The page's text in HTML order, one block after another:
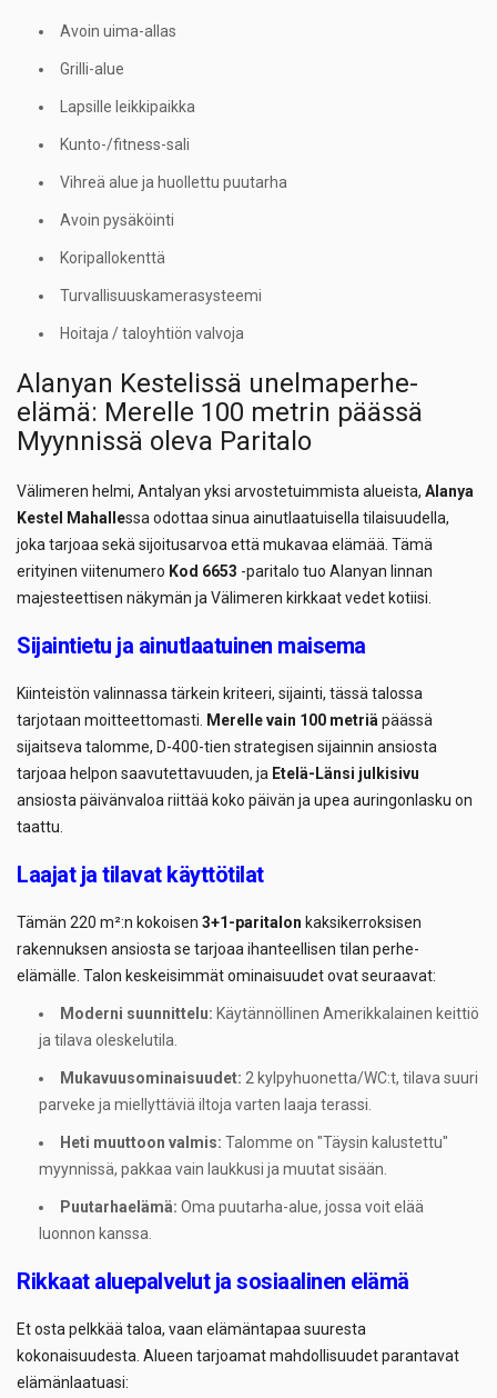
Avoin uima-allas
Grilli-alue
Lapsille leikkipaikka
Kunto-/fitness-sali
Vihreä alue ja huollettu puutarha
Avoin pysäköinti
Koripallokenttä
Turvallisuuskamerasysteemi
Hoitaja / taloyhtiön valvoja
Alanyan Kestelissä unelmaperhe-
elämä: Merelle 100 metrin päässä
Myynnissä oleva Paritalo
Välimeren helmi, Antalyan yksi arvostetuimmista alueista, Alanya
Kestel Mahallessa odottaa sinua ainutlaatuisella tilaisuudella,
joka tarjoaa sekä sijoitusarvoa että mukavaa elämää. Tämä
erityinen viitenumero Kod 6653 -paritalo tuo Alanyan linnan
majesteettisen näkymän ja Välimeren kirkkaat vedet kotiisi.
Sijaintietu ja ainutlaatuinen maisema
Kiinteistön valinnassa tärkein kriteeri, sijainti, tässä talossa
tarjotaan moitteettomasti. Merelle vain 100 metriä päässä
sijaitseva talomme, D-400-tien strategisen sijainnin ansiosta
tarjoaa helpon saavutettavuuden, ja Etelä-Länsi julkisivu
ansiosta päivänvaloa riittää koko päivän ja upea auringonlasku on
taattu.
Laajat ja tilavat käyttötilat
Tämän 220 m²:n kokoisen 3+1-paritalon kaksikerroksisen
rakennuksen ansiosta se tarjoaa ihanteellisen tilan perhe-
elämälle. Talon keskeisimmät ominaisuudet ovat seuraavat:
Moderni suunnittelu: Käytännöllinen Amerikkalainen keittiö
ja tilava oleskelutila.
Mukavuusominaisuudet: 2 kylpyhuonetta/WC:t, tilava suuri
parveke ja miellyttäviä iltoja varten laaja terassi.
Heti muuttoon valmis: Talomme on "Täysin kalustettu"
myynnissä, pakkaa vain laukkusi ja muutat sisään.
Puutarhaelämä: Oma puutarha-alue, jossa voit elää
luonnon kanssa.
Rikkaat aluepalvelut ja sosiaalinen elämä
Et osta pelkkää taloa, vaan elämäntapaa suuresta
kokonaisuudesta. Alueen tarjoamat mahdollisuudet parantavat
elämänlaatuasi: